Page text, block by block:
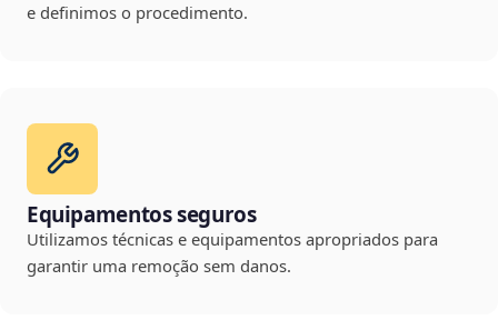
e definimos o procedimento.
Equipamentos seguros
Utilizamos técnicas e equipamentos apropriados para
garantir uma remoção sem danos.